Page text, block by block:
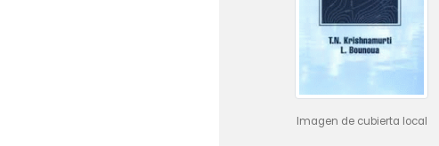
Imagen de cubierta local